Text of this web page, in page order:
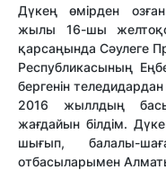
Дүкең өмірден
жылы 16-шы
қарсаңында Сәулеге
Республикасының
бергенін
2016 жыллдың
жағдайын білдім.
шығып, балалы-
отбасыларымен